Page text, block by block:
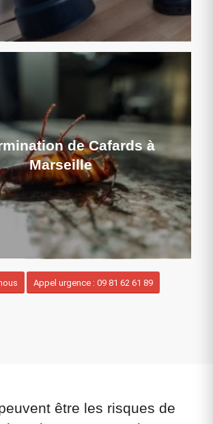
de Cafards à
Marseille
Appel urgence : 09 81 62 61 89
être les risques de